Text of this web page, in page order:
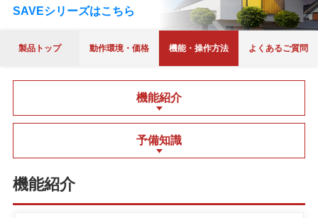
SAVEシリーズはこちら
製品トップ 動作環境・価格 機能・操作方法 よくあるご質問
機能紹介
予備知識
機能紹介